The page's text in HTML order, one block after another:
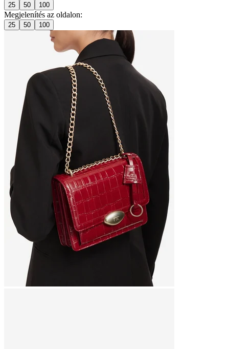
25 50 100
Megjelenítés az oldalon:
25 50 100